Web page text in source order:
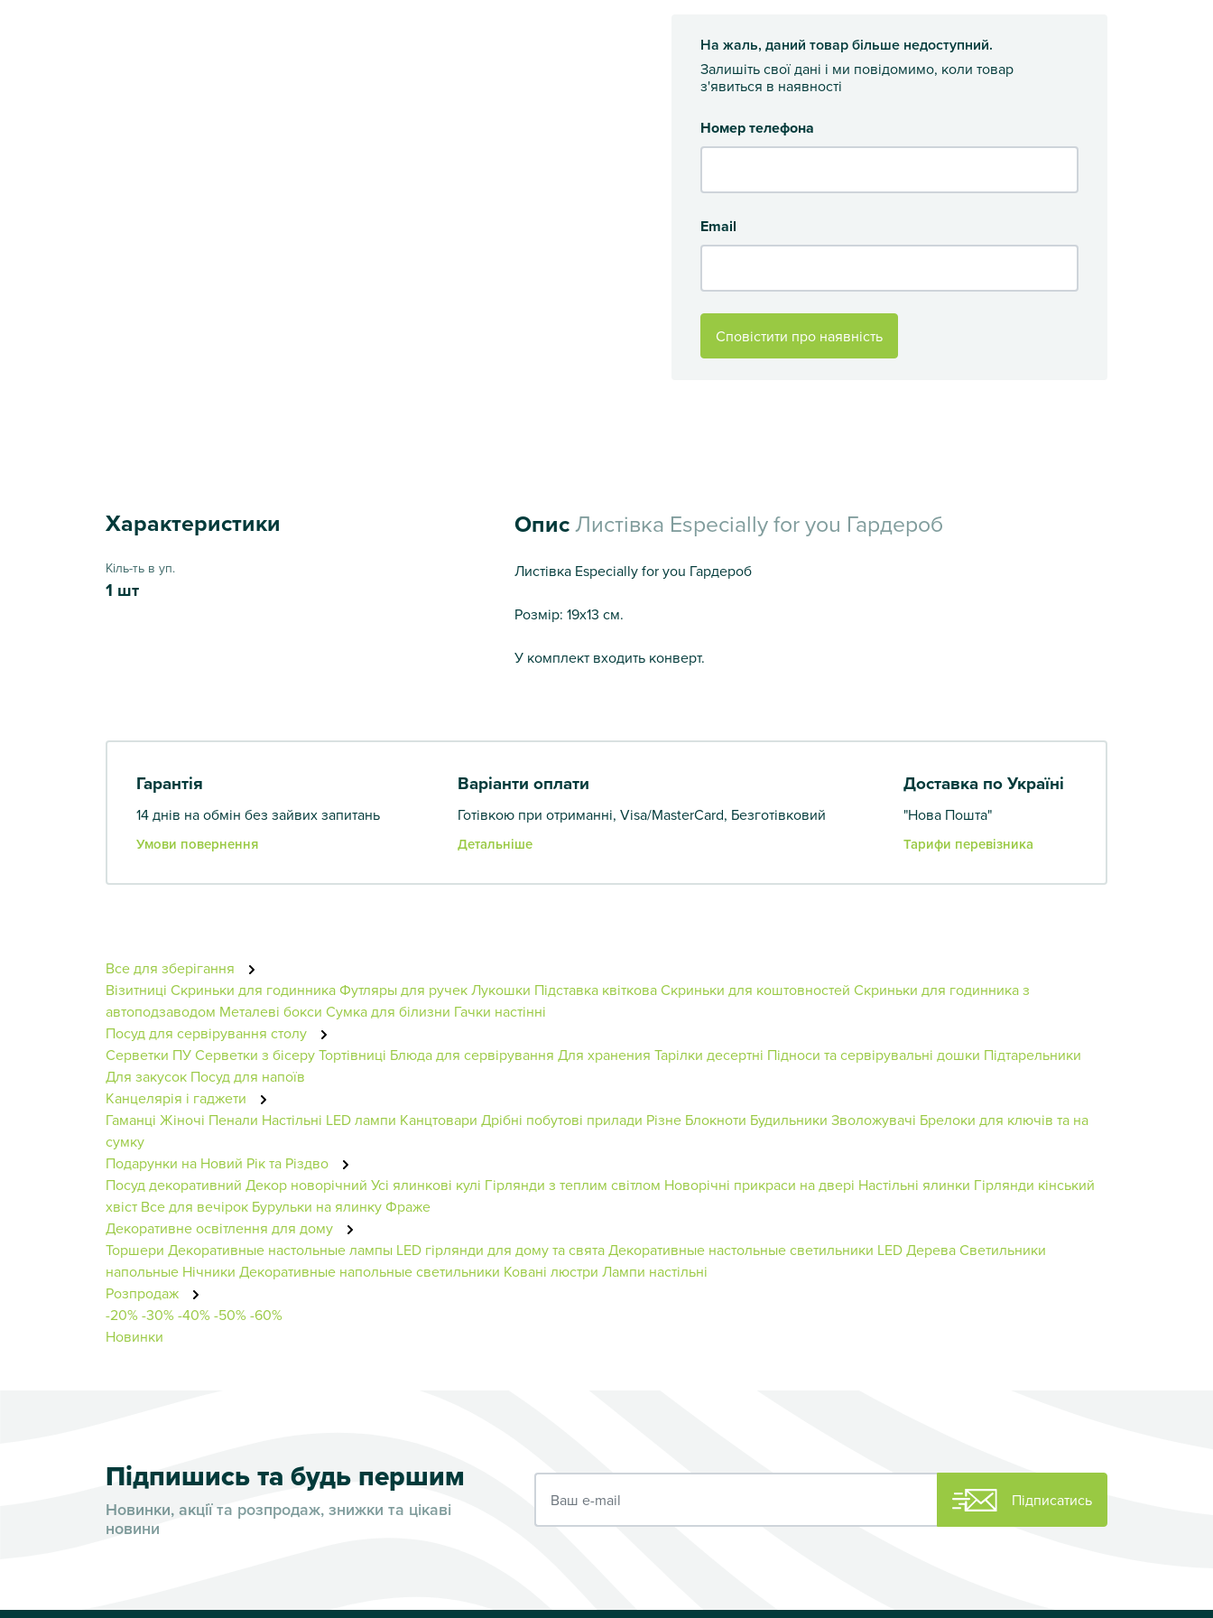
На жаль, даний товар більше недоступний.
Залишіть свої дані і ми повідомимо, коли товар
з'явиться в наявності
Номер телефона
Email
Сповістити про наявність
Характеристики
Кіль-ть в уп.
1 шт
ОписЛистівка Especially for you Гардероб
Листівка Especially for you Гардероб
Розмір: 19х13 см.
У комплект входить конверт.
Гарантія
14 днів на обмін без зайвих запитань
Умови повернення
Варіанти оплати
Готівкою при отриманні, Visa/MasterCard, Безготівковий
Детальніше
Доставка по Україні
"Нова Пошта"
Тарифи перевізника
Все для зберігання
Візитниці Скриньки для годинникаФутляры для ручекЛукошки Підставка квітковаСкриньки для коштовностей Скриньки для годинника з
автоподзаводом Металеві бокси Сумка для білизни Гачки настінні
Посуд для сервірування столу
Серветки ПУСерветки з бісеруТортівниці Блюда для сервірування Для хранения Тарілки десертні Підноси та сервірувальні дошки Підтарельники
Для закусок Посуд для напоїв
Канцелярія і гаджети
Гаманці Жіночі Пенали Настільні LED лампи Канцтовари Дрібні побутові прилади Різне Блокноти Будильники Зволожувачі Брелоки для ключів та на
сумку
Подарунки на Новий Рік та Різдво
Посуд декоративний Декор новорічний Усі ялинкові кулі Гірлянди з теплим світлом Новорічні прикраси на двері Настільні ялинки Гірлянди кінський
хвіст Все для вечірок Бурульки на ялинкуФраже
Декоративне освітлення для дому
Торшери Декоративные настольные лампы LED гірлянди для дому та святаДекоративные настольные светильники LED ДереваСветильники
напольные Нічники Декоративные напольные светильники Ковані люстри Лампи настільні
Розпродаж
-20%-30%-40%-50%-60%
Новинки
Підпишись та будь першим
Новинки, акції та розпродаж, знижки та цікаві
новини
Підписатись